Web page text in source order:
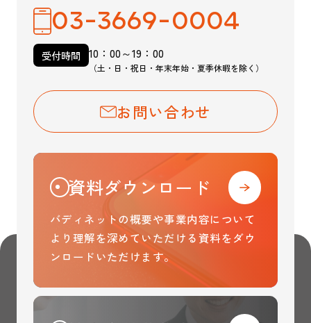
03-3669-0004
受付時間 10：00～19：00
（土・日・祝日・年末年始・夏季休暇を除く）
お問い合わせ
資料ダウンロード
バディネットの概要や事業内容について
より理解を深めていただける資料をダウ
ンロードいただけます。